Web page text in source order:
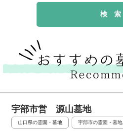
宇部市営 源山墓地
山口県の霊園・墓地 宇部市の霊園・墓地